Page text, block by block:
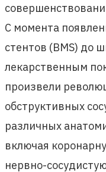
С момента
стентов (BMS) до
лекарственным
произвели
обструктивных
различных
включая
нервно-